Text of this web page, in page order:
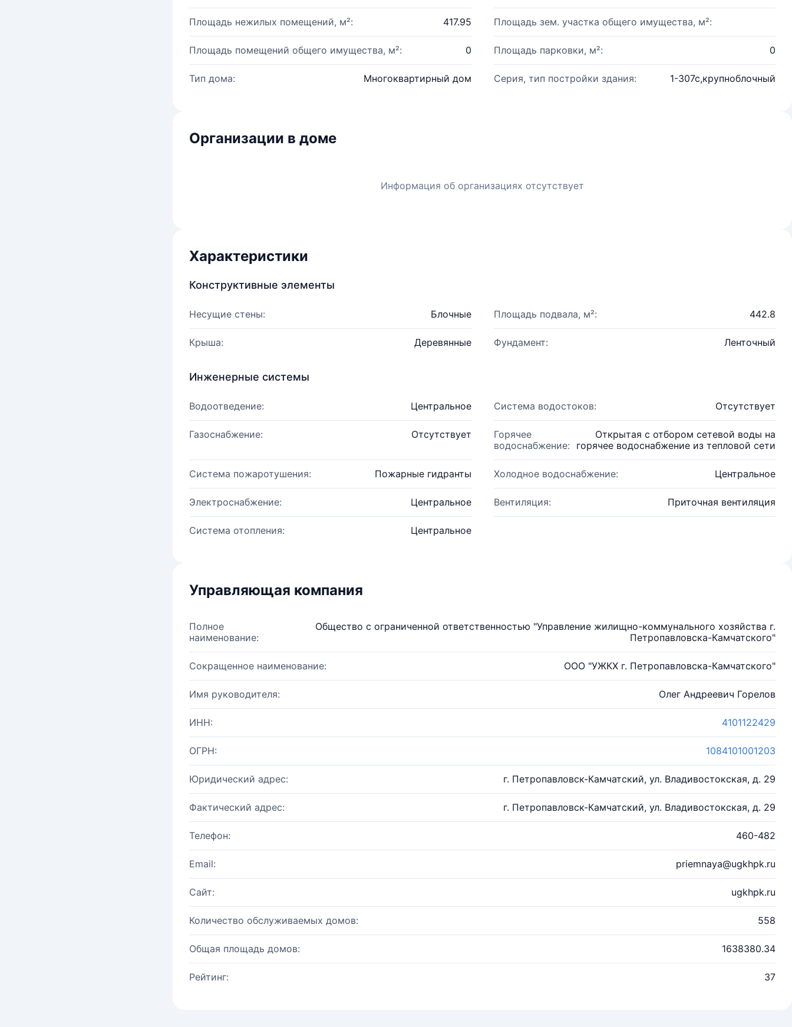
Площадь нежилых помещений, м²: 417.95 Площадь зем. участка общего имущества, м²:
Площадь помещений общего имущества, м²: 0 Площадь парковки, м²: 0
Тип дома: Многоквартирный дом Серия, тип постройки здания: 1-307с,крупноблочный
Организации в доме
Информация об организациях отсутствует
Характеристики
Конструктивные элементы
Несущие стены: Блочные Площадь подвала, м²: 442.8
Крыша: Деревянные Фундамент: Ленточный
Инженерные системы
Водоотведение: Центральное Система водостоков: Отсутствует
Газоснабжение: Отсутствует
Горячее
водоснабжение:
Открытая с отбором сетевой воды на
горячее водоснабжение из тепловой сети
Система пожаротушения: Пожарные гидранты Холодное водоснабжение: Центральное
Электроснабжение: Центральное Вентиляция: Приточная вентиляция
Система отопления: Центральное
Управляющая компания
Полное
наименование:
Общество с ограниченной ответственностью "Управление жилищно-коммунального хозяйства г.
Петропавловска-Камчатского"
Сокращенное наименование: ООО "УЖКХ г. Петропавловска-Камчатского"
Имя руководителя: Олег Андреевич Горелов
ИНН: 4101122429
ОГРН: 1084101001203
Юридический адрес: г. Петропавловск-Камчатский, ул. Владивостокская, д. 29
Фактический адрес: г. Петропавловск-Камчатский, ул. Владивостокская, д. 29
Телефон: 460-482
Email: priemnaya@ugkhpk.ru
Сайт: ugkhpk.ru
Количество обслуживаемых домов: 558
Общая площадь домов: 1638380.34
Рейтинг: 37